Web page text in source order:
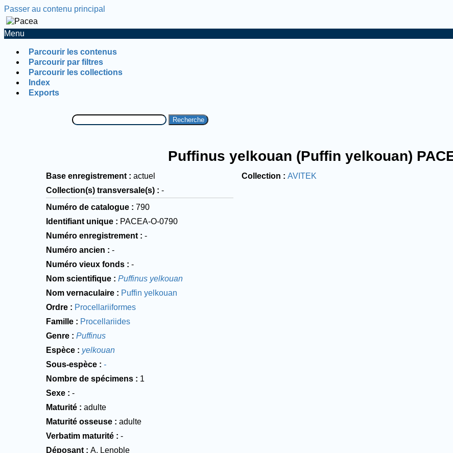
Passer au contenu principal
Menu
Parcourir les contenus
Parcourir par filtres
Parcourir les collections
Index
Exports
Recherche
Puffinus yelkouan (Puffin yelkouan)
Base enregistrement
actuel
Collection(s) transversale(s)
-
Numéro de catalogue
790
Identifiant unique
PACEA-O-0790
Numéro enregistrement
-
Numéro ancien
-
Numéro vieux fonds
-
Nom scientifique
Puffinus yelkouan
Nom vernaculaire
Puffin yelkouan
Ordre
Procellariiformes
Famille
Procellariides
Genre
Puffinus
Espèce
yelkouan
Sous-espèce
-
Nombre de spécimens
1
Sexe
-
Maturité
adulte
Maturité osseuse
adulte
Verbatim maturité
-
Déposant
A. Lenoble
Collection AVITEK